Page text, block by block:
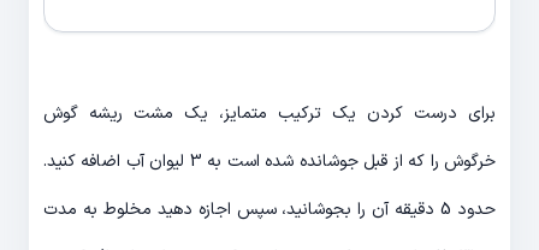
برای درست کردن یک ترکیب متمایز، یک مشت ریشه گوش
خرگوش را که از قبل جوشانده شده است به 3 لیوان آب اضافه کنید.
حدود 5 دقیقه آن را بجوشانید، سپس اجازه دهید مخلوط به مدت